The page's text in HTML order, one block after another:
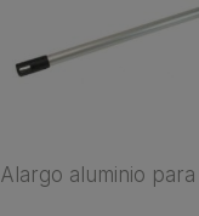
Alargo aluminio